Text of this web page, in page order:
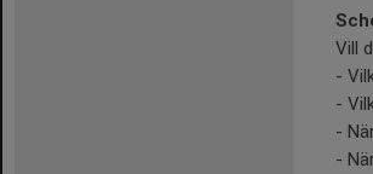
Vill
-
-
-
-